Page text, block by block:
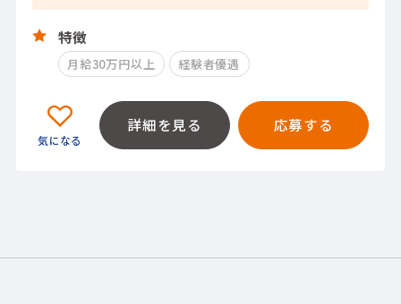
特徴
月給30万円以上 経験者優遇
詳細を見る 応募する